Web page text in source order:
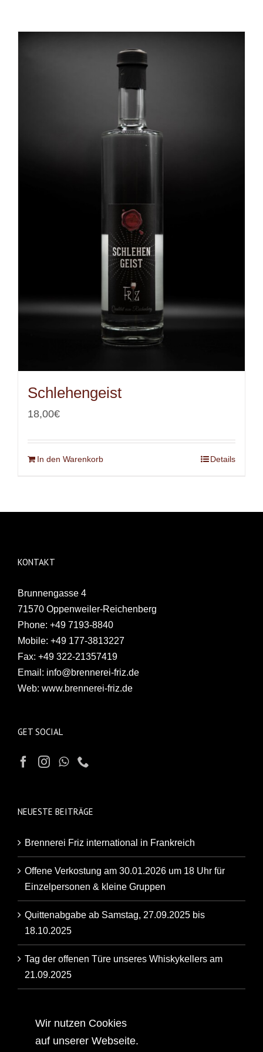
Schlehengeist
18,00€
In den Warenkorb Details
KONTAKT
Brunnengasse 4
71570 Oppenweiler-Reichenberg
Phone: +49 7193-8840
Mobile: +49 177-3813227
Fax: +49 322-21357419
Email: info@brennerei-friz.de
Web: www.brennerei-friz.de
GET SOCIAL
NEUESTE BEITRÄGE
Brennerei Friz international in Frankreich
Offene Verkostung am 30.01.2026 um 18 Uhr für
Einzelpersonen & kleine Gruppen
Quittenabgabe ab Samstag, 27.09.2025 bis
18.10.2025
Tag der offenen Türe unseres Whiskykellers am
21.09.2025
Familienbrennerei
Wir nutzen Cookies
auf unserer Webseite.